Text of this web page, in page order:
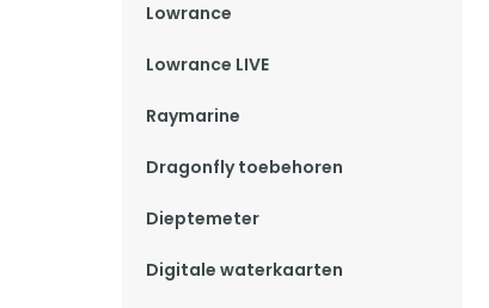
Lowrance
Lowrance LIVE
Raymarine
Dragonfly toebehoren
Dieptemeter
Digitale waterkaarten